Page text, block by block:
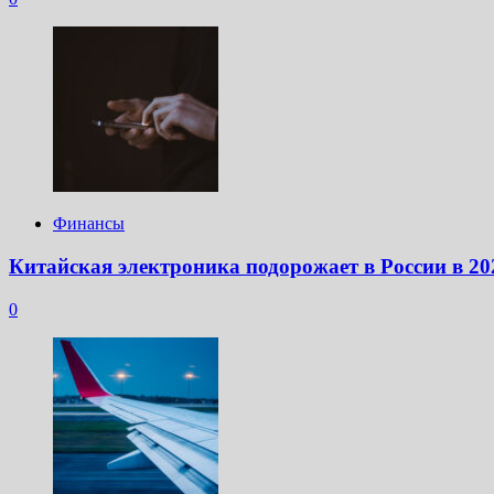
Финансы
Китайская электроника подорожает в России в
0